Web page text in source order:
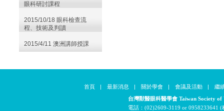
眼科研討課程
2015/10/18 眼科檢查流
程、技術及判讀
2015/4/11 澳洲講師授課
首頁 | 最新消息 | 關於學會 | 會議及活動 |
繼
台灣獸醫眼科醫學會 Taiwan Society
電話：(02)2609-3119 or 0958233641